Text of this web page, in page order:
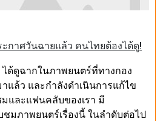
ะกาศวันฉายแล้ว คนไทยต้องได้ดู!
ได้ดูฉากในภาพยนตร์ที่ทางกอง
าแล้ว และกำลังดำเนินการแก้ไข
มและแฟนคลับของเรา มี
มภาพยนตร์เรื่องนี้ ในลำดับต่อไป